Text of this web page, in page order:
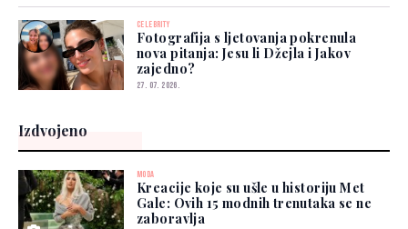
CELEBRITY
Fotografija s ljetovanja pokrenula
nova pitanja: Jesu li Džejla i Jakov
zajedno?
27. 07. 2026.
Izdvojeno
MODA
Kreacije koje su ušle u historiju Met
Gale: Ovih 15 modnih trenutaka se ne
zaboravlja